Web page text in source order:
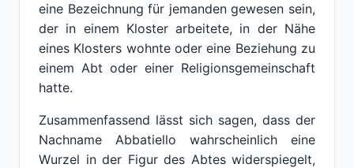
eine Bezeichnung für jemanden gewesen sein,
der in einem Kloster arbeitete, in der Nähe
eines Klosters wohnte oder eine Beziehung zu
einem Abt oder einer Religionsgemeinschaft
hatte.
Zusammenfassend lässt sich sagen, dass der
Nachname Abbatiello wahrscheinlich eine
Wurzel in der Figur des Abtes widerspiegelt,